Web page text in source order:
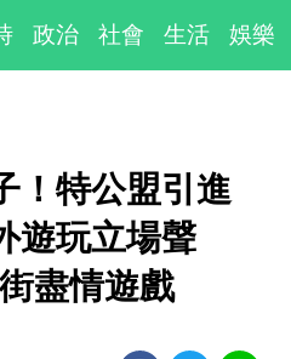
政治 社會 生活 娛樂
！特公盟引進
遊玩立場聲
盡情遊戲